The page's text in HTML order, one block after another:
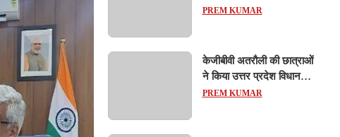
Concessionaire,
Expressway Issues
PREM KUMAR
केजीबीवी अतरौली की छात्राओं
ने किया उत्तर प्रदेश विधानसभा
का शैक्षिक भ्रमण, लोकतांत्रिक
PREM KUMAR